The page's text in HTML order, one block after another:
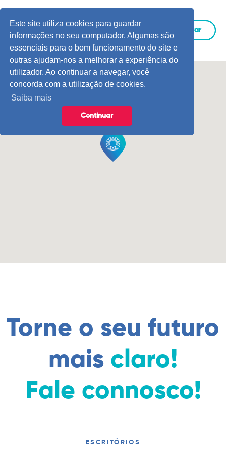
Este site utiliza cookies para guardar
informações no seu computador. Algumas são
essenciais para o bom funcionamento do site e
outras ajudam-nos a melhorar a experiência do
utilizador. Ao continuar a navegar, você
concorda com a utilização de cookies.
Saiba mais
Continuar
Este site utiliza cookies para guardar
informações no seu computador. Algumas são
essenciais para o bom funcionamento do site e
outras ajudam-nos a melhorar a experiência do
utilizador. Ao continuar a navegar, você
concorda com a utilização de cookies.
Saiba mais
Continuar
Entrar
Entrar
Torne o seu futuro
mais claro!
Fale connosco!
ESCRITÓRIOS